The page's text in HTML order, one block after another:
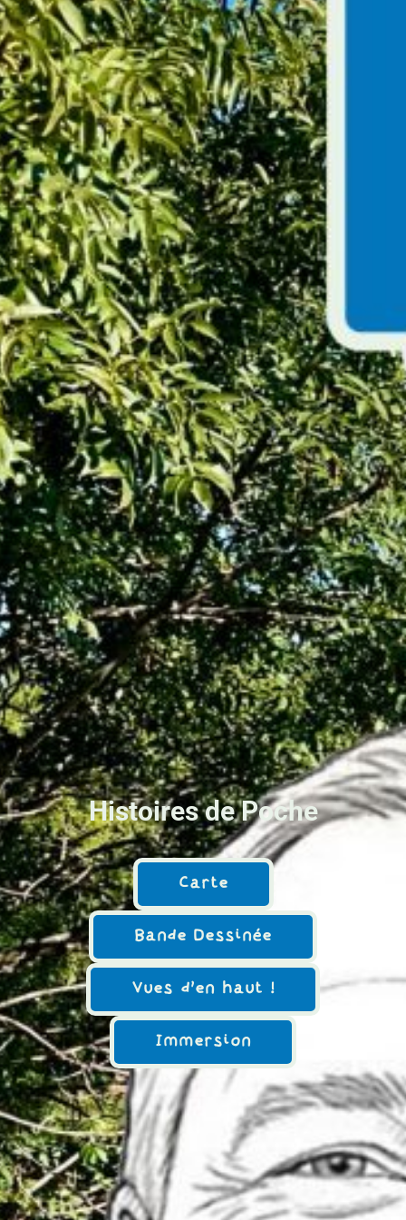
Histoires de Poche
Carte
Bande Dessinée
Vues d'en haut !
Immersion